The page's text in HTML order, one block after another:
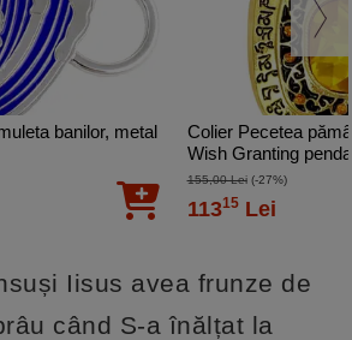
banilor, metal
Colier Pecetea
Wish Granting
155,00 Lei(-27%)
11315Lei
Iisus avea frunze de
când S-a înălțat la